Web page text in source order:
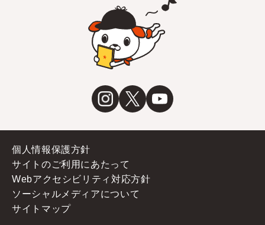
個人情報保護方針
サイトのご利用にあたって
Webアクセシビリティ対応方針
ソーシャルメディアについて
サイトマップ